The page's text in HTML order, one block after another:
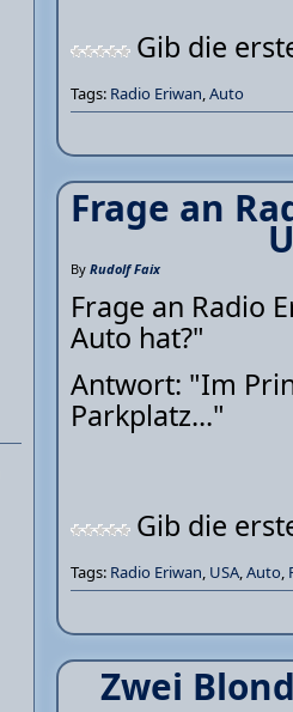
Gib die
Tags: Radio Eriwan,Auto
Frage an
By Rudolf Faix
Frage an Radio
Auto hat?"
Antwort: "Im
Parkplatz..."
Gib die
Tags: Radio Eriwan, USA,Auto,
Zwei